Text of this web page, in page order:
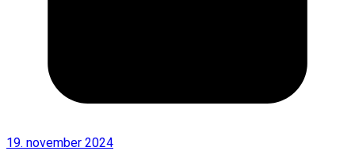
19. november 2024